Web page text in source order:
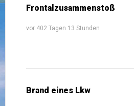
Frontalzusammenstoß
vor 402 Tagen 13 Stunden
Brand eines Lkw